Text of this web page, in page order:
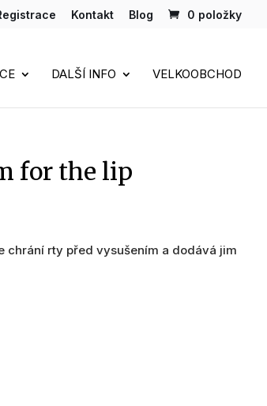
Kontakt Blog 0 položky
DALŠÍ INFO VELKOOBCHOD
for the lip
chrání rty před vysušením a dodává jim